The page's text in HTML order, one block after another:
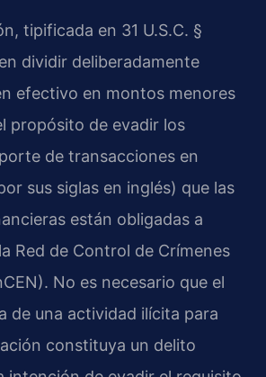
tipificada en 31 U.S.C. §
dividir deliberadamente
efectivo en montos menores
propósito de evadir los
de transacciones en
sus siglas en inglés) que las
están obligadas a
Red de Control de Crímenes
No es necesario que el
de una actividad ilícita para
constituya un delito